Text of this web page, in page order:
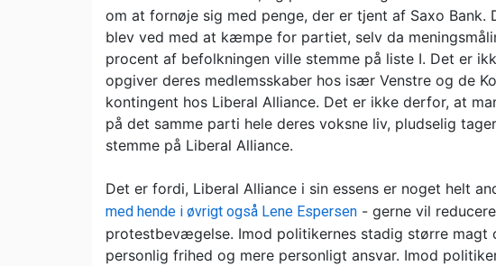
om at fornøje sig med penge, der er tjent af Saxo Bank.
blev ved med at kæmpe for partiet, selv da
procent af befolkningen ville stemme på liste I. Det er
opgiver deres medlemsskaber hos især Venstre og de
kontingent hos Liberal Alliance. Det er ikke derfor, at
på det samme parti hele deres voksne liv, pludselig
stemme på Liberal Alliance.
Det er fordi, Liberal Alliance i sin essens er noget helt
med hende i øvrigt også Lene Espersen - gerne vil
protestbevægelse. Imod politikernes stadig større magt
personlig frihed og mere personligt ansvar. Imod